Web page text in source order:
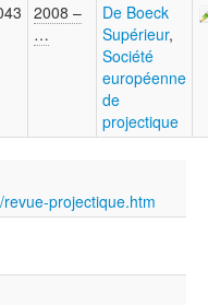
2008 –
…
De Boeck
Supérieur,
Société
européenne
de
projectique
projectique.htm